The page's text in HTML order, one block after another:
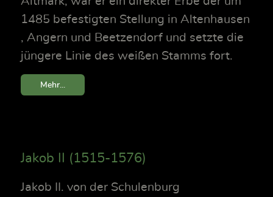
1485 befestigten Stellung in Altenhausen
, Angern und Beetzendorf und setzte die
jüngere Linie des weißen Stamms fort.
Mehr...
Jakob II (1515-1576)
Jakob II. von der Schulenburg